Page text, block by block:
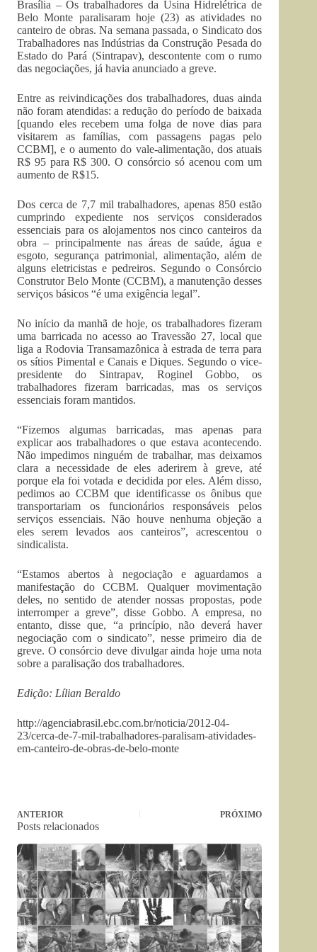
Brasília – Os trabalhadores da Usina Hidrelétrica de
Belo Monte paralisaram hoje (23) as atividades no
canteiro de obras. Na semana passada, o Sindicato dos
Trabalhadores nas Indústrias da Construção Pesada do
Estado do Pará (Sintrapav), descontente com o rumo
das negociações, já havia anunciado a greve.
Entre as reivindicações dos trabalhadores, duas ainda
não foram atendidas: a redução do período de baixada
[quando eles recebem uma folga de nove dias para
visitarem as famílias, com passagens pagas pelo
CCBM], e o aumento do vale-alimentação, dos atuais
R$ 95 para R$ 300. O consórcio só acenou com um
aumento de R$15.
Dos cerca de 7,7 mil trabalhadores, apenas 850 estão
cumprindo expediente nos serviços considerados
essenciais para os alojamentos nos cinco canteiros da
obra – principalmente nas áreas de saúde, água e
esgoto, segurança patrimonial, alimentação, além de
alguns eletricistas e pedreiros. Segundo o Consórcio
Construtor Belo Monte (CCBM), a manutenção desses
serviços básicos “é uma exigência legal”.
No início da manhã de hoje, os trabalhadores fizeram
uma barricada no acesso ao Travessão 27, local que
liga a Rodovia Transamazônica à estrada de terra para
os sítios Pimental e Canais e Diques. Segundo o vice-
presidente do Sintrapav, Roginel Gobbo, os
trabalhadores fizeram barricadas, mas os serviços
essenciais foram mantidos.
“Fizemos algumas barricadas, mas apenas para
explicar aos trabalhadores o que estava acontecendo.
Não impedimos ninguém de trabalhar, mas deixamos
clara a necessidade de eles aderirem à greve, até
porque ela foi votada e decidida por eles. Além disso,
pedimos ao CCBM que identificasse os ônibus que
transportariam os funcionários responsáveis pelos
serviços essenciais. Não houve nenhuma objeção a
eles serem levados aos canteiros”, acrescentou o
sindicalista.
“Estamos abertos à negociação e aguardamos a
manifestação do CCBM. Qualquer movimentação
deles, no sentido de atender nossas propostas, pode
interromper a greve”, disse Gobbo. A empresa, no
entanto, disse que, “a princípio, não deverá haver
negociação com o sindicato”, nesse primeiro dia de
greve. O consórcio deve divulgar ainda hoje uma nota
sobre a paralisação dos trabalhadores.
Edição: Lílian Beraldo
http://agenciabrasil.ebc.com.br/noticia/2012-04-
23/cerca-de-7-mil-trabalhadores-paralisam-atividades-
em-canteiro-de-obras-de-belo-monte
ANTERIOR PRÓXIMO
Posts relacionados